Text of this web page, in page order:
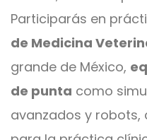
Participarás en
de Medicina
grande de México,
de punta como
avanzados y